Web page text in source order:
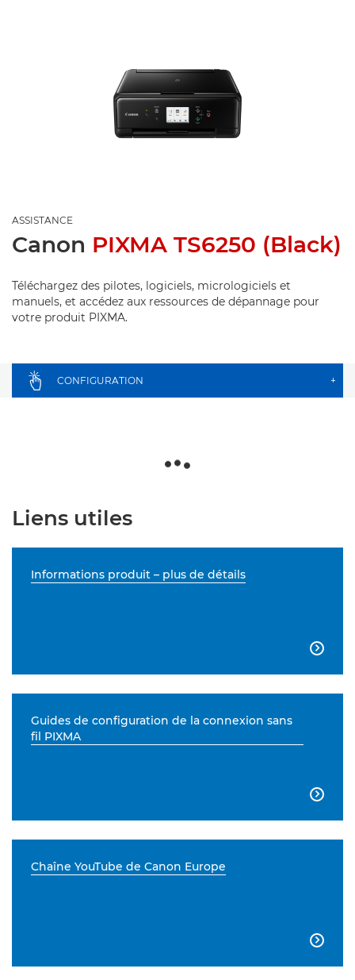
ASSISTANCE
Canon PIXMA TS6250 (Black)
Téléchargez des pilotes, logiciels, micrologiciels et
manuels, et accédez aux ressources de dépannage pour
votre produit PIXMA.
CONFIGURATION +
Liens utiles
Informations produit – plus de détails

Guides de configuration de la connexion sans
fil PIXMA

Chaîne YouTube de Canon Europe
